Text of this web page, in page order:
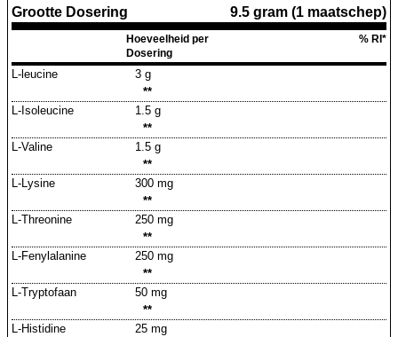
Grootte Dosering 9.5 gram (1 maatschep)
Hoeveelheid per
Dosering
% RI*
L-leucine
3 g
**
L-Isoleucine
1.5 g
**
L-Valine
1.5 g
**
L-Lysine
300 mg
**
L-Threonine
250 mg
**
L-Fenylalanine
250 mg
**
L-Tryptofaan
50 mg
**
L-Histidine
25 mg